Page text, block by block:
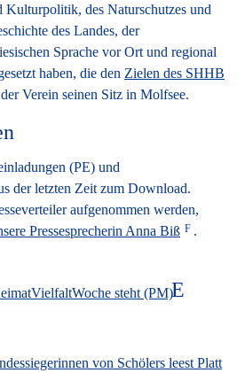
Kulturpolitik, des Naturschutzes und
des Landes, der
Sprache vor Ort und regional
haben, die den Zielen des SHHB
Verein seinen Sitz in Molfsee.
(PE) und
der letzten Zeit zum Download.
aufgenommen werden,
Pressesprecherin Anna Biß .
steht (PM)
von Schölers leest Platt